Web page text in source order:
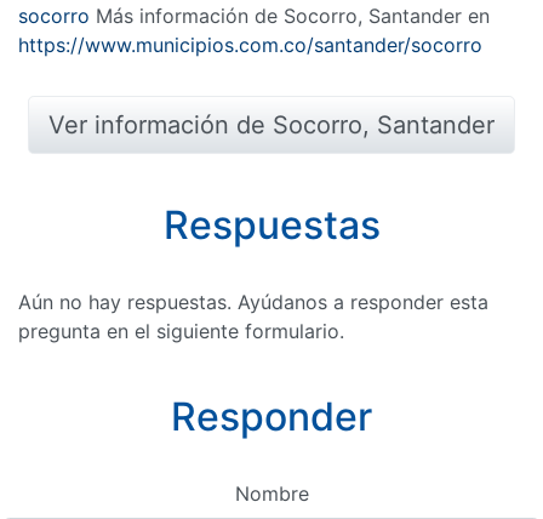
socorro Más información de Socorro, Santander en
https://www.municipios.com.co/santander/socorro
Ver información de Socorro, Santander
Respuestas
Aún no hay respuestas. Ayúdanos a responder esta
pregunta en el siguiente formulario.
Responder
Nombre